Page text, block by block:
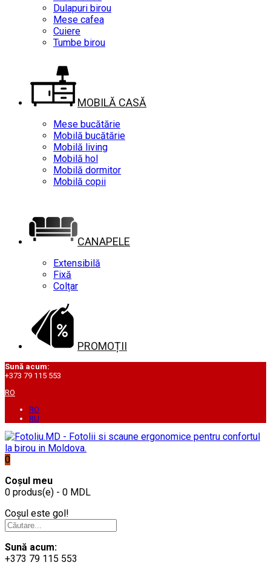
Dulapuri birou
Mese cafea
Cuiere
Tumbe birou
MOBILĂ CASĂ
Mese bucătărie
Mobilă bucătărie
Mobilă living
Mobilă hol
Mobilă dormitor
Mobilă copii
CANAPELE
Extensibilă
Fixă
Colțar
PROMOȚII
Sună acum:
+373 79 115 553
RO
RO
RU
0
Coșul meu
0 produs(e) - 0 MDL
Coșul este gol!
Sună acum:
+373 79 115 553